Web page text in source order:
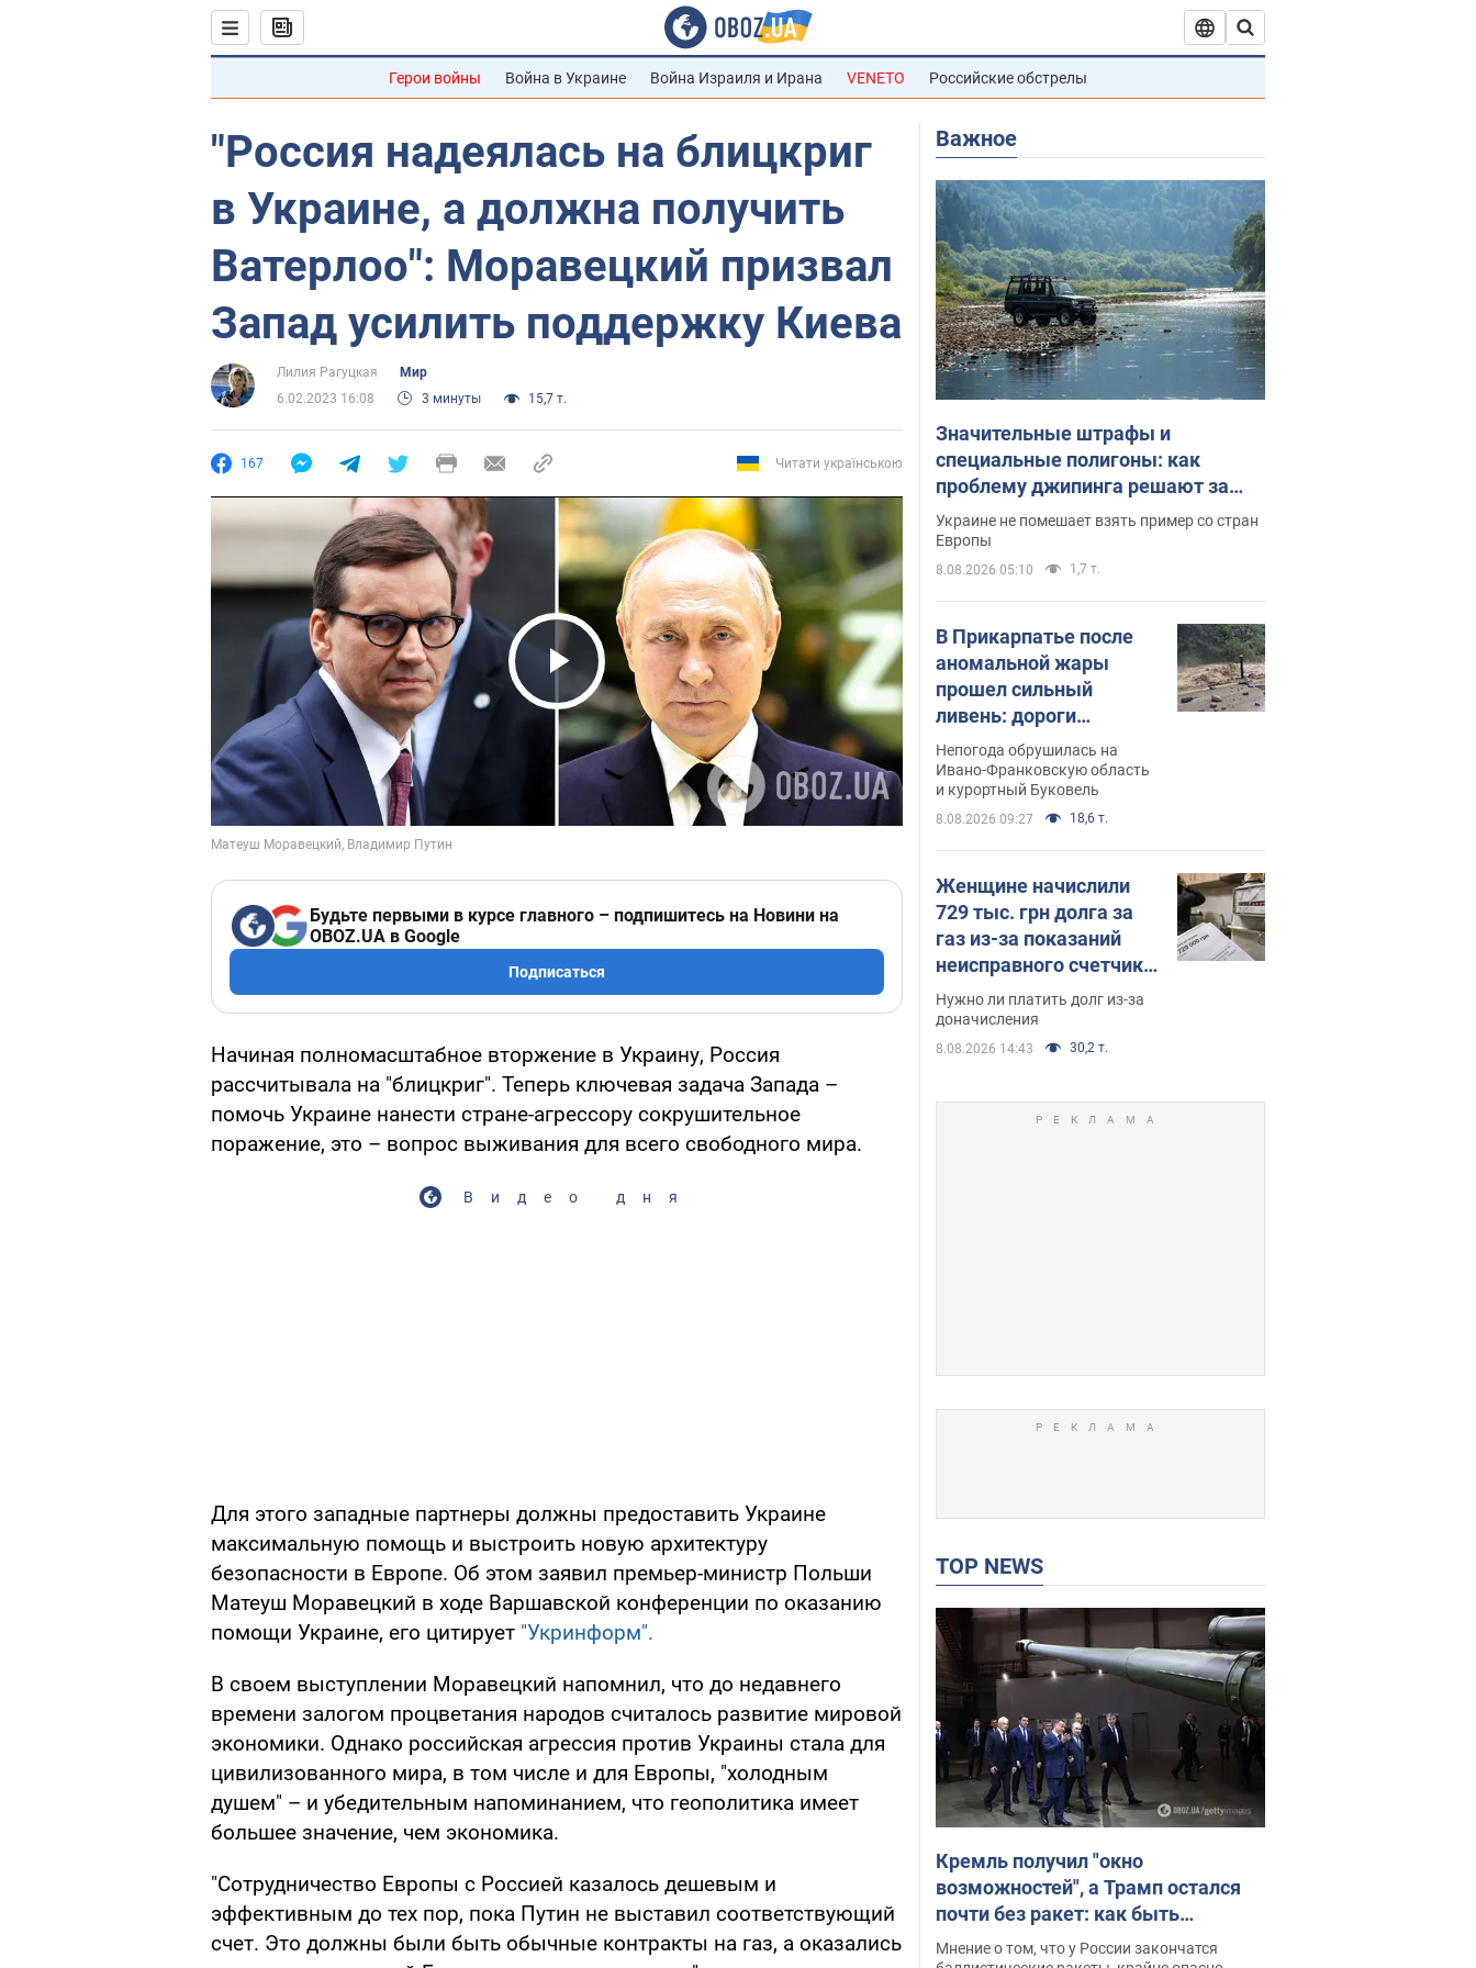
Герои войны Война в Украине Война Израиля и Ирана VENETO Российские обстрелы
"Россия надеялась на блицкриг
в Украине, а должна получить
Ватерлоо": Моравецкий призвал
Запад усилить поддержку Киева
Лилия Рагуцкая
Мир
6.02.2023 16:08
3 минуты 15,7 т.
167 Читати українською
Play Video
Будьте первыми в курсе главного – подпишитесь на Новини на
OBOZ.UA в Google
Подписаться
Начиная полномасштабное вторжение в Украину, Россия
рассчитывала на "блицкриг". Теперь ключевая задача Запада –
помочь Украине нанести стране-агрессору сокрушительное
поражение, это – вопрос выживания для всего свободного мира.
Видео дня
Для этого западные партнеры должны предоставить Украине
максимальную помощь и выстроить новую архитектуру
безопасности в Европе. Об этом заявил премьер-министр Польши
Матеуш Моравецкий в ходе Варшавской конференции по оказанию
помощи Украине, его цитирует "Укринформ".
В своем выступлении Моравецкий напомнил, что до недавнего
времени залогом процветания народов считалось развитие мировой
экономики. Однако российская агрессия против Украины стала для
цивилизованного мира, в том числе и для Европы, "холодным
душем" – и убедительным напоминанием, что геополитика имеет
большее значение, чем экономика.
"Сотрудничество Европы с Россией казалось дешевым и
эффективным до тех пор, пока Путин не выставил соответствующий
счет. Это должны были быть обычные контракты на газ, а оказались
Важное
Значительные штрафы и
специальные полигоны: как
проблему джипинга решают за
границей
Украине не помешает взять пример со стран
Европы
8.08.2026 05:10 1,7 т.
В Прикарпатье после
аномальной жары
прошел сильный
ливень: дороги
превратились в реки.
Видео
Непогода обрушилась на
Ивано-Франковскую область
и курортный Буковель
8.08.2026 09:27 18,6 т.
Женщине начислили
729 тыс. грн долга за
газ из-за показаний
неисправного счетчика:
судья вынес
неожиданное решение
Нужно ли платить долг из-за
доначисления
8.08.2026 14:43 30,2 т.
TOP NEWS
Кремль получил "окно
возможностей", а Трамп остался
почти без ракет: как быть
Украине? Интервью с Мельником
Мнение о том, что у России закончатся